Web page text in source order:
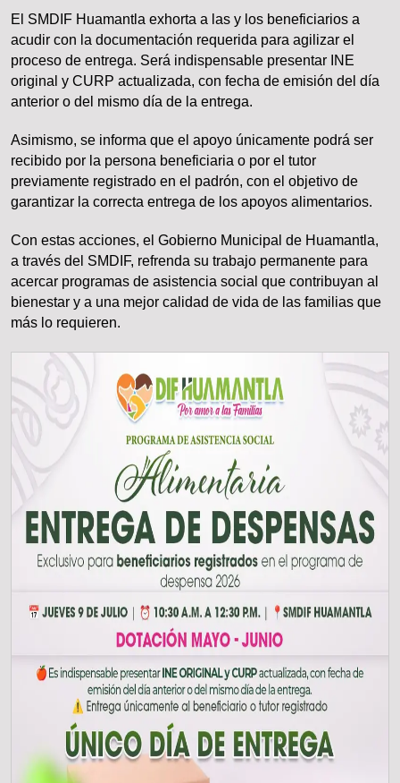
El SMDIF Huamantla exhorta a las y los beneficiarios a
acudir con la documentación requerida para agilizar el
proceso de entrega. Será indispensable presentar INE
original y CURP actualizada, con fecha de emisión del día
anterior o del mismo día de la entrega.
Asimismo, se informa que el apoyo únicamente podrá ser
recibido por la persona beneficiaria o por el tutor
previamente registrado en el padrón, con el objetivo de
garantizar la correcta entrega de los apoyos alimentarios.
Con estas acciones, el Gobierno Municipal de Huamantla,
a través del SMDIF, refrenda su trabajo permanente para
acercar programas de asistencia social que contribuyan al
bienestar y a una mejor calidad de vida de las familias que
más lo requieren.